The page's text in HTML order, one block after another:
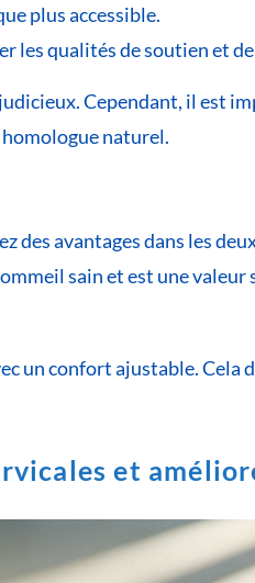
plus accessible.
les qualités de soutien et
Cependant, il est
naturel.
des avantages dans les
sain et est une
un confort ajustable. Cela
et